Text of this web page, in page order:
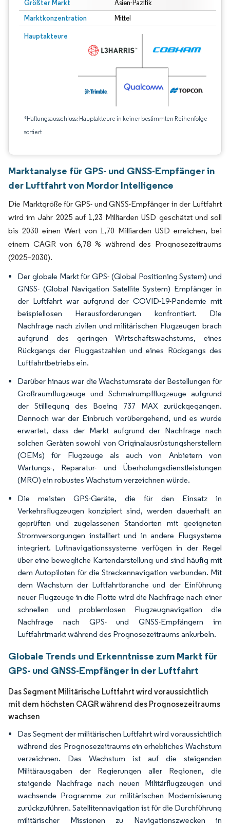
Größter Markt Asien-Pazifik
Marktkonzentration Mittel
Hauptakteure
*Haftungsausschluss: Hauptakteure in keiner bestimmten Reihenfolge
sortiert
Marktanalyse für GPS- und GNSS-Empfänger in
der Luftfahrt von Mordor Intelligence
Die Marktgröße für GPS- und GNSS-Empfänger in der Luftfahrt
wird im Jahr 2025 auf 1,23 Milliarden USD geschätzt und soll
bis 2030 einen Wert von 1,70 Milliarden USD erreichen, bei
einem CAGR von 6,78 % während des Prognosezeitraums
(2025–2030).
Der globale Markt für GPS- (Global Positioning System) und
GNSS- (Global Navigation Satellite System) Empfänger in
der Luftfahrt war aufgrund der COVID-19-Pandemie mit
beispiellosen Herausforderungen konfrontiert. Die
Nachfrage nach zivilen und militärischen Flugzeugen brach
aufgrund des geringen Wirtschaftswachstums, eines
Rückgangs der Fluggastzahlen und eines Rückgangs des
Luftfahrtbetriebs ein.
Darüber hinaus war die Wachstumsrate der Bestellungen für
Großraumflugzeuge und Schmalrumpfflugzeuge aufgrund
der Stilllegung des Boeing 737 MAX zurückgegangen.
Dennoch war der Einbruch vorübergehend, und es wurde
erwartet, dass der Markt aufgrund der Nachfrage nach
solchen Geräten sowohl von Originalausrüstungsherstellern
(OEMs) für Flugzeuge als auch von Anbietern von
Wartungs-, Reparatur- und Überholungsdienstleistungen
(MRO) ein robustes Wachstum verzeichnen würde.
Die meisten GPS-Geräte, die für den Einsatz in
Verkehrsflugzeugen konzipiert sind, werden dauerhaft an
geprüften und zugelassenen Standorten mit geeigneten
Stromversorgungen installiert und in andere Flugsysteme
integriert. Luftnavigationssysteme verfügen in der Regel
über eine bewegliche Kartendarstellung und sind häufig mit
dem Autopiloten für die Streckennavigation verbunden. Mit
dem Wachstum der Luftfahrtbranche und der Einführung
neuer Flugzeuge in die Flotte wird die Nachfrage nach einer
schnellen und problemlosen Flugzeugnavigation die
Nachfrage nach GPS- und GNSS-Empfängern im
Luftfahrtmarkt während des Prognosezeitraums ankurbeln.
Globale Trends und Erkenntnisse zum Markt für
GPS- und GNSS-Empfänger in der Luftfahrt
Das Segment Militärische Luftfahrt wird voraussichtlich
mit dem höchsten CAGR während des Prognosezeitraums
wachsen
Das Segment der militärischen Luftfahrt wird voraussichtlich
während des Prognosezeitraums ein erhebliches Wachstum
verzeichnen. Das Wachstum ist auf die steigenden
Militärausgaben der Regierungen aller Regionen, die
steigende Nachfrage nach neuen Militärflugzeugen und
wachsende Programme zur militärischen Modernisierung
zurückzuführen. Satellitennavigation ist für die Durchführung
militärischer Missionen zu Navigationszwecken in